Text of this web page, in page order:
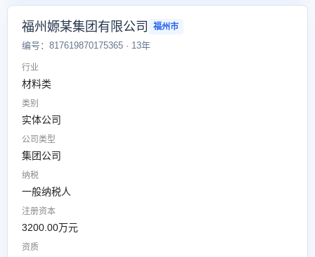
福州嫄某集团有限公司 福州市
编号：817619870175365 · 13年
行业
材料类
类别
实体公司
公司类型
集团公司
纳税
一般纳税人
注册资本
3200.00万元
资质